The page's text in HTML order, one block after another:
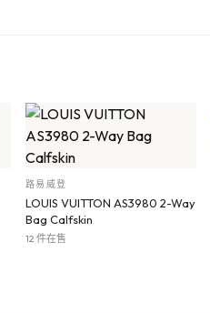
路易威登
LOUIS VUITTON AS3980 2-Way
Bag Calfskin
12 件在售